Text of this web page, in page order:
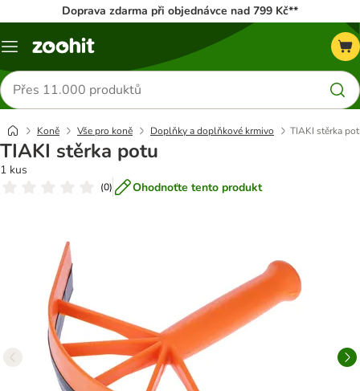
Doprava zdarma při objednávce nad 799 Kč**
Menu
Hledat
produkty
Koně Vše pro koně Doplňky a doplňkové krmivo TIAKI stěrka
TIAKI stěrka potu
1 kus
(0) Ohodnoťte tento produkt